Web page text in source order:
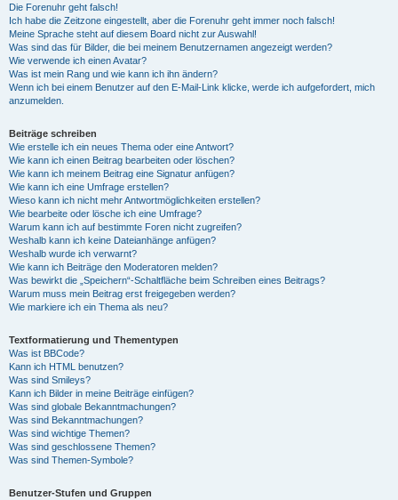
Die Forenuhr geht falsch!
Ich habe die Zeitzone eingestellt, aber die Forenuhr geht immer noch falsch!
Meine Sprache steht auf diesem Board nicht zur Auswahl!
Was sind das für Bilder, die bei meinem Benutzernamen angezeigt werden?
Wie verwende ich einen Avatar?
Was ist mein Rang und wie kann ich ihn ändern?
Wenn ich bei einem Benutzer auf den E-Mail-Link klicke, werde ich aufgefordert, mich
anzumelden.
Beiträge schreiben
Wie erstelle ich ein neues Thema oder eine Antwort?
Wie kann ich einen Beitrag bearbeiten oder löschen?
Wie kann ich meinem Beitrag eine Signatur anfügen?
Wie kann ich eine Umfrage erstellen?
Wieso kann ich nicht mehr Antwortmöglichkeiten erstellen?
Wie bearbeite oder lösche ich eine Umfrage?
Warum kann ich auf bestimmte Foren nicht zugreifen?
Weshalb kann ich keine Dateianhänge anfügen?
Weshalb wurde ich verwarnt?
Wie kann ich Beiträge den Moderatoren melden?
Was bewirkt die „Speichern“-Schaltfläche beim Schreiben eines Beitrags?
Warum muss mein Beitrag erst freigegeben werden?
Wie markiere ich ein Thema als neu?
Textformatierung und Thementypen
Was ist BBCode?
Kann ich HTML benutzen?
Was sind Smileys?
Kann ich Bilder in meine Beiträge einfügen?
Was sind globale Bekanntmachungen?
Was sind Bekanntmachungen?
Was sind wichtige Themen?
Was sind geschlossene Themen?
Was sind Themen-Symbole?
Benutzer-Stufen und Gruppen